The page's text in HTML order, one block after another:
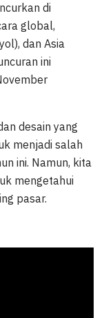
di
global,
dan Asia
ini
desain yang
menjadi salah
ini. Namun, kita
mengetahui
pasar.